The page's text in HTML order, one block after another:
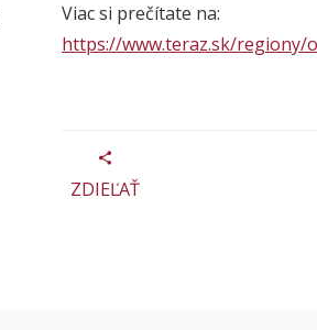
Viac si prečítate na:
https://www.teraz.sk/regiony/
ZDIEĽAŤ